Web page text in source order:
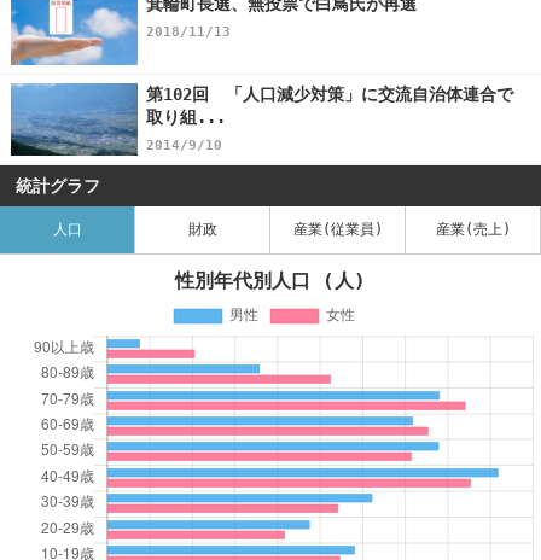
2018/11/13
第102回 「人口減少対策」に交流自治体連合で
取り組...
2014/9/10
統計グラフ
人口 財政 産業(従業員) 産業(売上)
性別年代別人口 (人)